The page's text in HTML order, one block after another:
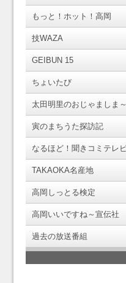
もっと！ホット！高岡
技WAZA
GEIBUN 15
ちょいたび
太田明里のおじゃましま～
寅のまちうた探訪記
なるほど！聞きコミテレ
TAKAOKA名産地
高岡しっとる検定
高岡いいですね～宣伝社
過去の放送番組